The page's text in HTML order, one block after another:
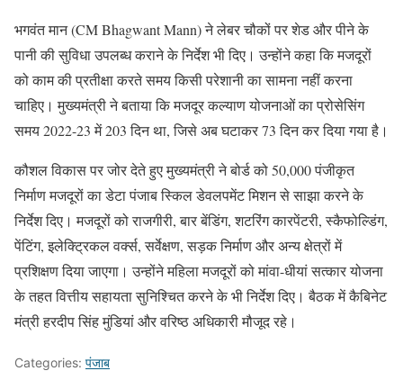
भगवंत मान (CM Bhagwant Mann) ने लेबर चौकों पर शेड और पीने के
पानी की सुविधा उपलब्ध कराने के निर्देश भी दिए। उन्होंने कहा कि मजदूरों
को काम की प्रतीक्षा करते समय किसी परेशानी का सामना नहीं करना
चाहिए। मुख्यमंत्री ने बताया कि मजदूर कल्याण योजनाओं का प्रोसेसिंग
समय 2022-23 में 203 दिन था, जिसे अब घटाकर 73 दिन कर दिया गया है।
कौशल विकास पर जोर देते हुए मुख्यमंत्री ने बोर्ड को 50,000 पंजीकृत
निर्माण मजदूरों का डेटा पंजाब स्किल डेवलपमेंट मिशन से साझा करने के
निर्देश दिए। मजदूरों को राजगीरी, बार बेंडिंग, शटरिंग कारपेंटरी, स्कैफोल्डिंग,
पेंटिंग, इलेक्ट्रिकल वर्क्स, सर्वेक्षण, सड़क निर्माण और अन्य क्षेत्रों में
प्रशिक्षण दिया जाएगा। उन्होंने महिला मजदूरों को मांवा-धीयां सत्कार योजना
के तहत वित्तीय सहायता सुनिश्चित करने के भी निर्देश दिए। बैठक में कैबिनेट
मंत्री हरदीप सिंह मुंडियां और वरिष्ठ अधिकारी मौजूद रहे।
Categories: पंजाब